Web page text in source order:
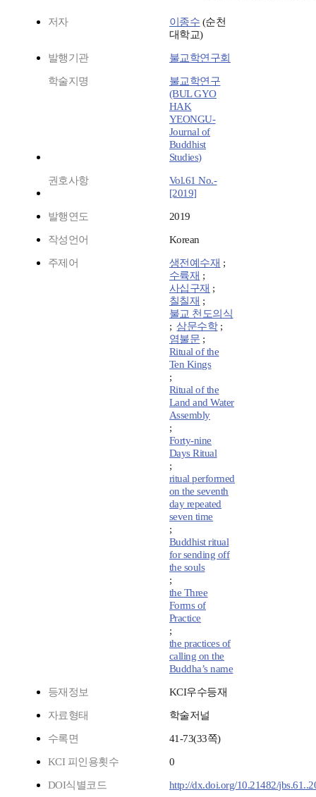
저자 이종수 (순천
대학교)
발행기관 불교학연구회
학술지명
불교학연구
(BUL GYO
HAK
YEONGU-
Journal of
Buddhist
Studies)
권호사항
Vol.61 No.-
[2019]
발행연도 2019
작성언어 Korean
주제어 생전예수재 ;
수륙재 ;
사십구재 ;
칠칠재 ;
불교 천도의식
;삼문수학;
염불문 ;
Ritual of the
Ten Kings
;
Ritual of the
Land and Water
Assembly
;
Forty-nine
Days Ritual
;
ritual performed
on the seventh
day repeated
seven time
;
Buddhist ritual
for sending off
the souls
;
the Three
Forms of
Practice
;
the practices of
calling on the
Buddha’s name
등재정보 KCI우수등재
자료형태 학술저널
수록면 41-73(33쪽)
KCI 피인용횟수 0
DOI식별코드 http://dx.doi.org/10.21482/